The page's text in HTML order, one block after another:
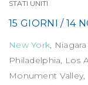
STATI UNITI
15 GIORNI / 14
New York,
Philadelphia, Los
Monument